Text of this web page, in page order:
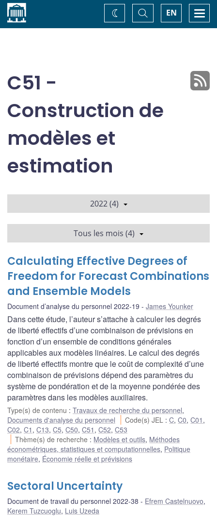
Accueil EN
Basculer
la
recherche
Changez
de
C51 -
Construction de
modèles et
estimation
2022 (4)
Tous les mois (4)
Calculating Effective Degrees of
Freedom for Forecast Combinations
and Ensemble Models
Document d’analyse du personnel 2022-19 James Younker
Dans cette étude, l’auteur s’attache à calculer les degrés
de liberté effectifs d’une combinaison de prévisions en
fonction d’un ensemble de conditions générales
applicables aux modèles linéaires. Le calcul des degrés
de liberté effectifs montre que le coût de complexité d’une
combinaison de prévisions dépend des paramètres du
système de pondération et de la moyenne pondérée des
paramètres dans les modèles auxiliaires.
Type(s) de contenu : Travaux de recherche du personnel,
Documents d'analyse du personnel
Code(s) JEL :C,C0,C01 ,
C02, C1 , C13, C5, C50, C51 , C52, C53
Thème(s) de recherche : Modèles et outils, Méthodes
économétriques, statistiques et computationnelles, Politique
monétaire, Économie réelle et prévisions
Sectoral Uncertainty
Document de travail du personnel 2022-38 Efrem Castelnuovo,
Kerem Tuzcuoglu, Luis Uzeda